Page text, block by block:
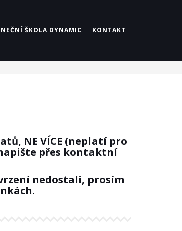
ŠKOLA DYNAMIC KONTAKT
NE VÍCE (neplatí pro
přes kontaktní
nedostali, prosím